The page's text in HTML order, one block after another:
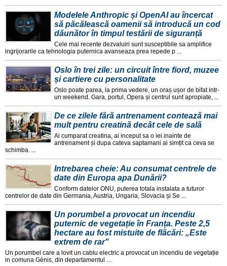
Modelele Anthropic și OpenAI au încercat
să păcălească oamenii să introducă un cod
dăunător în timpul testării de siguranță
Cele mai recente dezvaluiri sunt susceptibile sa amplifice
ingrijorarile ca tehnologia puternica avanseaza prea repede p ...
Oslo în trei zile: un circuit între fiord, muzee
și cartiere cu personalitate
Oslo poate parea, la prima vedere, un oraș ușor de bifat intr-
un weekend. Gara, portul, Opera și centrul sunt apropiate, ...
De ce zilele fără antrenament contează mai
mult pentru creatină decât cele de sală
Ai cumparat creatina, ai inceput sa o iei inainte de
antrenament și dupa cateva saptamani ai simțit ca ceva se
schimba. ...
Intrebarea cheie: Au consumat centrele de
date din Europa apa Dunării?
Conform datelor ONU, puterea totala instalata a tuturor
centrelor de date din Germania, Austria, Ungaria, Slovacia și Se ...
Un porumbel a provocat un incendiu
puternic de vegetație în Franța. Peste 2,5
hectare au fost mistuite de flăcări: „Este
extrem de rar"
Un porumbel care a lovit un cablu electric a provocat un incendiu de vegetație
in comuna Génis, din departamentul ...